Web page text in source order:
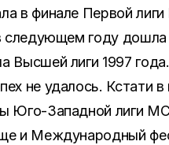
в финале Первой
следующем году дошла
Высшей лиги 1997
не удалось. Кстати в
Юго-Западной лиги
и Международный